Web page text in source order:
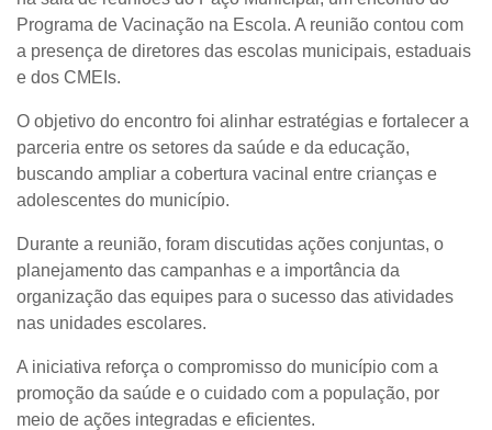
Programa de Vacinação na Escola. A reunião contou com
a presença de diretores das escolas municipais, estaduais
e dos CMEIs.
O objetivo do encontro foi alinhar estratégias e fortalecer a
parceria entre os setores da saúde e da educação,
buscando ampliar a cobertura vacinal entre crianças e
adolescentes do município.
Durante a reunião, foram discutidas ações conjuntas, o
planejamento das campanhas e a importância da
organização das equipes para o sucesso das atividades
nas unidades escolares.
A iniciativa reforça o compromisso do município com a
promoção da saúde e o cuidado com a população, por
meio de ações integradas e eficientes.